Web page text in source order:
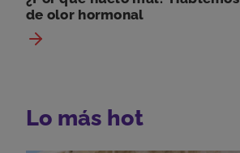
de olor hormonal
Lo más hot